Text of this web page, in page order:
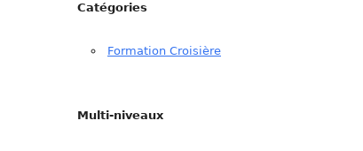
Catégories
Formation Croisière
Multi-niveaux